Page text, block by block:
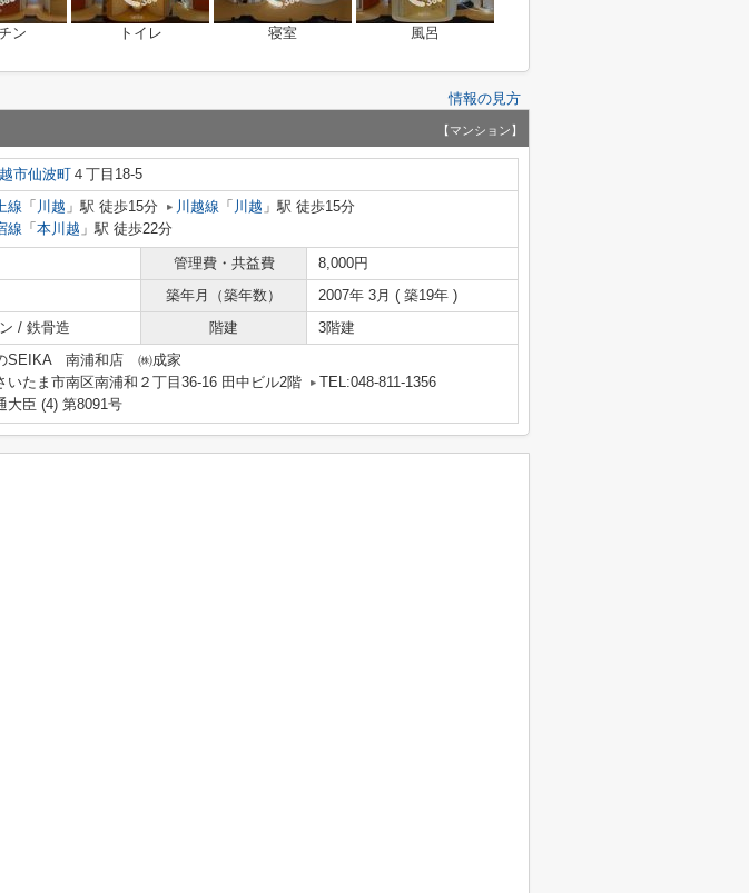
ン トイレ 寝室 風呂
情報の見方
【マンション】
市仙波町 ４丁目18-5
線 「 川越 」駅 徒歩15分 川越線 「 川越 」駅 徒歩15分
線 「 本川越 」駅 徒歩22分
管理費・共益費
8,000円
築年月（築年数）
2007年 3月 ( 築19年 )
/ 鉄骨造 階建 3階建
SEIKA 南浦和店 ㈱成家
いたま市南区南浦和２丁目36-16 田中ビル2階
TEL:048-811-1356
大臣 (4) 第8091号